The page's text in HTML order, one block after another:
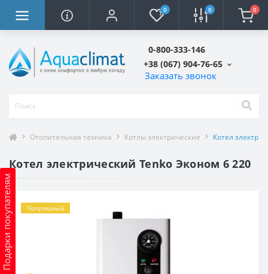
0 0 0
0-800-333-146
+38 (067) 904-76-65
Заказать звонок
Подарки покупателям
Отопительная техника Котлы электрические Котел
Котел электрический Tenko Эконом 6 220
Популярный